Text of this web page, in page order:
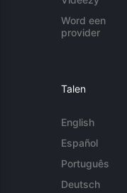
Word een
provider
Talen
English
Español
Português
Deutsch